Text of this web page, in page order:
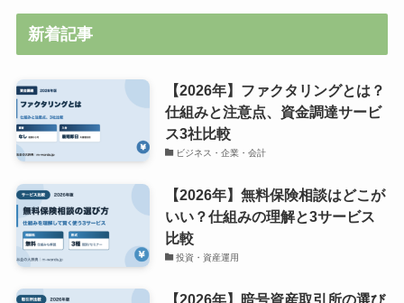
新着記事
【2026年】ファクタリングとは？
仕組みと注意点、資金調達サービ
ス3社比較
ビジネス・企業・会計
【2026年】無料保険相談はどこが
いい？仕組みの理解と3サービス
比較
投資・資産運用
【2026年】暗号資産取引所の選び